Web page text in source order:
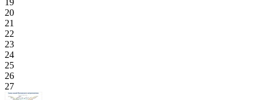
19
20
21
22
23
24
25
26
27